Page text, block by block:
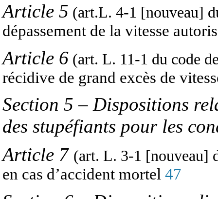
Article 5 (art.L. 4-1 [nouveau]
dépassement de la vitesse
Article 6 (art. L. 11-1 du code
récidive de grand excès de
Section 5 – Dispositions
des stupéfiants pour les
Article 7 (art. L. 3-1 [nouveau]
en cas d’accident mortel 47